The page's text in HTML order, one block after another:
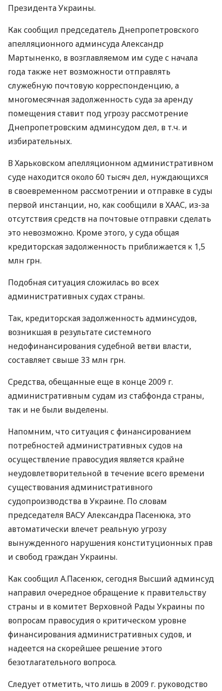
Президента Украины.
Как сообщил председатель Днепропетровского
апелляционного админсуда Александр
Мартыненко, в возглавляемом им суде с начала
года также нет возможности отправлять
служебную почтовую корреспонденцию, а
многомесячная задолженность суда за аренду
помещения ставит под угрозу рассмотрение
Днепропетровским админсудом дел, в т.ч. и
избирательных.
В Харьковском апелляционном административном
суде находится около 60 тысяч дел, нуждающихся
в своевременном рассмотрении и отправке в суды
первой инстанции, но, как сообщили в ХААС, из-за
отсутствия средств на почтовые отправки сделать
это невозможно. Кроме этого, у суда общая
кредиторская задолженность приближается к 1,5
млн грн.
Подобная ситуация сложилась во всех
административных судах страны.
Так, кредиторская задолженность админсудов,
возникшая в результате системного
недофинансирования судебной ветви власти,
составляет свыше 33 млн грн.
Средства, обещанные еще в конце 2009 г.
административным судам из стабфонда страны,
так и не были выделены.
Напомним, что ситуация с финансированием
потребностей административных судов на
осуществление правосудия является крайне
неудовлетворительной в течение всего времени
существования административного
судопроизводства в Украине. По словам
председателя ВАСУ Александра Пасенюка, это
автоматически влечет реальную угрозу
вынужденного нарушения конституционных прав
и свобод граждан Украины.
Как сообщил А.Пасенюк, сегодня Высший админсуд
направил очередное обращение к правительству
страны и в комитет Верховной Рады Украины по
вопросам правосудия о критическом уровне
финансирования административных судов, и
надеется на скорейшее решение этого
безотлагательного вопроса.
Следует отметить, что лишь в 2009 г. руководство